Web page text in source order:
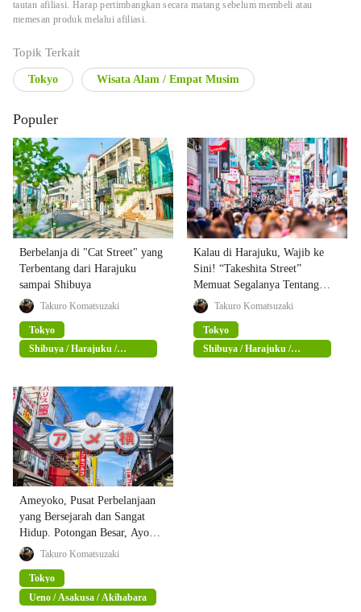
tautan afiliasi. Harap pertimbangkan secara matang sebelum membeli atau
memesan produk melalui afiliasi.
Topik Terkait
Tokyo Wisata Alam / Empat Musim
Populer
Berbelanja di "Cat Street" yang
Terbentang dari Harajuku
sampai Shibuya
Takuro Komatsuzaki
Tokyo
Shibuya / Harajuku /
Omotesando
Kalau di Harajuku, Wajib ke
Sini! “Takeshita Street”
Memuat Segalanya Tentang
Harajuku!
Takuro Komatsuzaki
Tokyo
Shibuya / Harajuku /
Omotesando
Ameyoko, Pusat Perbelanjaan
yang Bersejarah dan Sangat
Hidup. Potongan Besar, Ayo
Belanja !!!Takuro Komatsuzaki
Tokyo
Ueno / Asakusa / Akihabara